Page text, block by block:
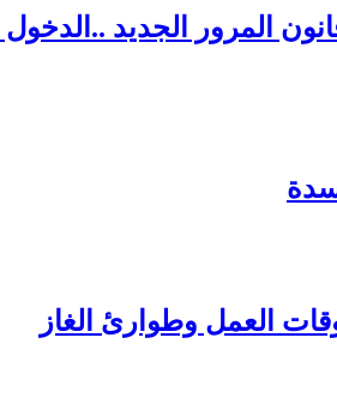
المرور الجديد